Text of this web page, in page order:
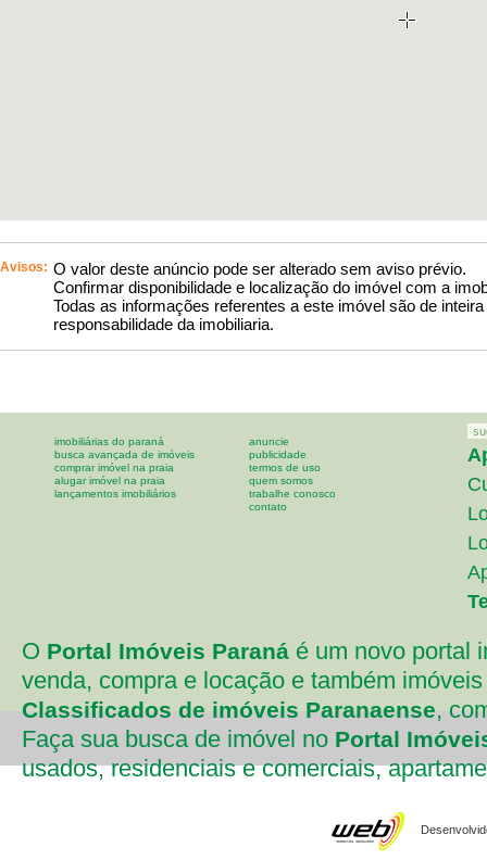
Avisos: O valor deste anúncio pode ser alterado sem aviso prévio.
Confirmar disponibilidade e localização do imóvel com a
Todas as informações referentes a este imóvel são de inteira
responsabilidade da imobiliaria.
imobiliárias do paraná
busca avançada de imóveis
comprar imóvel na praia
alugar imóvel na praia
lançamentos imobiliários
anuncie
publicidade
termos de uso
quem somos
trabalhe conosco
contato
O Portal Imóveis Paraná é um novo portal
venda, compra e locação e também
Classificados de imóveis Paranaense,
Faça sua busca de imóvel no Portal
usados, residenciais e comerciais,